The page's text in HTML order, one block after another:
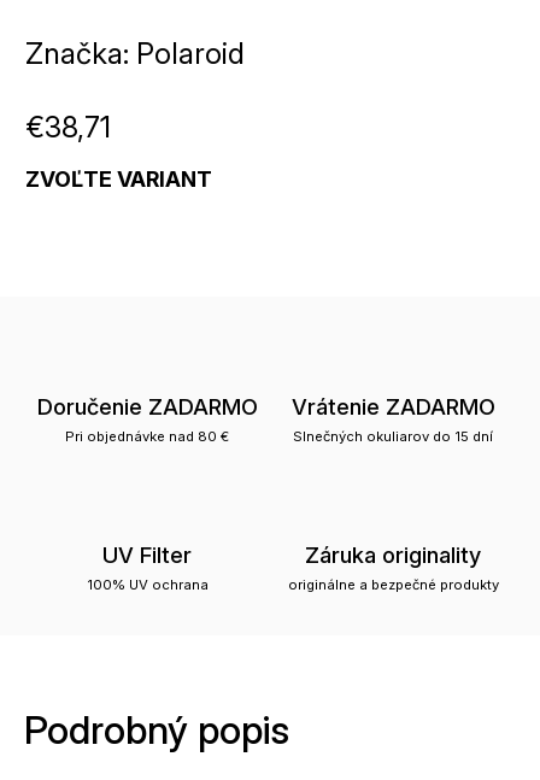
Značka: Polaroid
€38,71
ZVOĽTE VARIANT
Doručenie ZADARMO
Pri objednávke nad 80 €
Vrátenie ZADARMO
Slnečných okuliarov do 15 dní
UV Filter
100% UV ochrana
Záruka originality
originálne a bezpečné produkty
Podrobný popis